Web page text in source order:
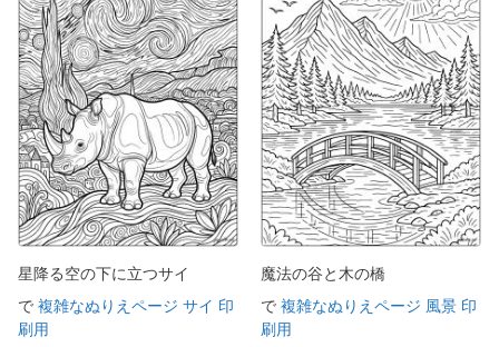
星降る空の下に立つサイ
で 複雑なぬりえページ サイ 印
刷用
魔法の谷と木の橋
で 複雑なぬりえページ 風景 印
刷用